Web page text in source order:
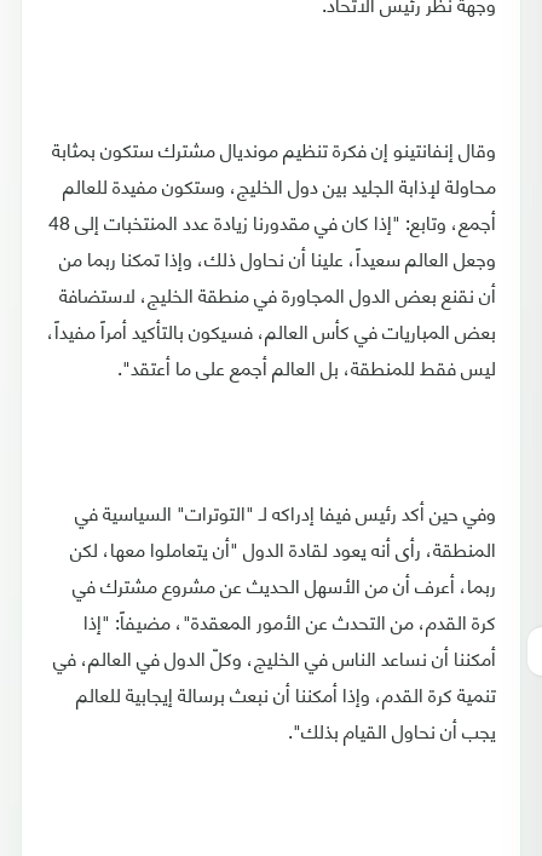
وقال إنفانتينو إن فكرة تنظيم مونديال مشترك ستكون بمثابة
محاولة لإذابة الجليد بين دول الخليج، وستكون مفيدة للعالم
أجمع، وتابع: "إذا كان في مقدورنا زيادة عدد المنتخبات إلى 48
وجعل العالم سعيداً، علينا أن نحاول ذلك، وإذا تمكنا ربما من
أن نقنع بعض الدول المجاورة في منطقة الخليج، لاستضافة
بعض المباريات في كأس العالم، فسيكون بالتأكيد أمراً مفيداً،
ليس فقط للمنطقة، بل العالم أجمع على ما أعتقد".
وفي حين أكد رئيس فيفا إدراكه لـ "التوترات" السياسية في
المنطقة، رأى أنه يعود لقادة الدول "أن يتعاملوا معها، لكن
ربما، أعرف أن من الأسهل الحديث عن مشروع مشترك في
كرة القدم، من التحدث عن الأمور المعقدة"، مضيفاً: "إذا
أمكننا أن نساعد الناس في الخليج، وكلّ الدول في العالم، في
تنمية كرة القدم، وإذا أمكننا أن نبعث برسالة إيجابية للعالم
يجب أن نحاول القيام بذلك".